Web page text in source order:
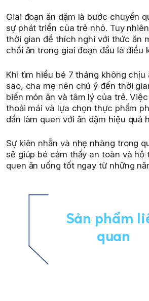
Giai đoạn ăn dặm là bước chuyển
sự phát triển của trẻ nhỏ. Tuy
thời gian để thích nghi với thức ăn
chối ăn trong giai đoạn đầu là điều
Khi tìm hiểu bé 7 tháng không chịu
sao, cha mẹ nên chú ý đến thời
biến món ăn và tâm lý của trẻ.
thoải mái và lựa chọn thực phẩm
dần làm quen với ăn dặm hiệu quả
Sự kiên nhẫn và nhẹ nhàng trong
sẽ giúp bé cảm thấy an toàn và hỗ
quen ăn uống tốt ngay từ những
Sản phẩm
quan